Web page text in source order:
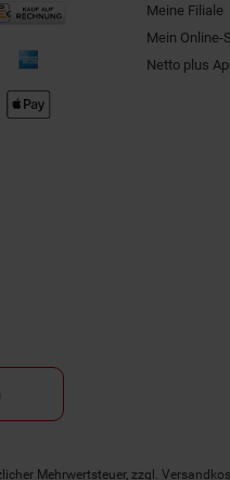
Meine Filiale
Mein Online-
Netto plus
Mehrwertsteuer, zzgl.